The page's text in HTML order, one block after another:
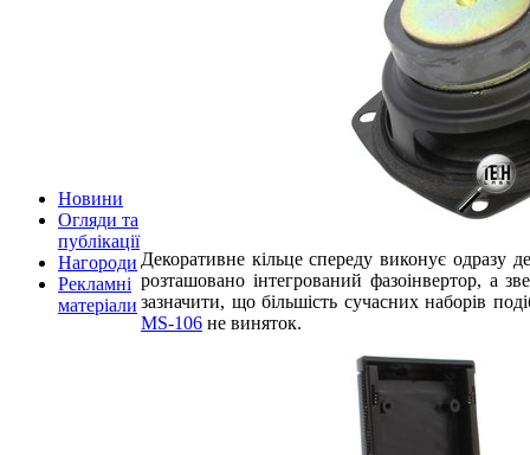
Новини
Огляди та
публікації
Нагороди
Рекламні
матеріали
Декоративне кільце спереду виконує одразу
розташовано інтегрований фазоінвертор, а
зазначити, що більшість сучасних наборів
MS-106 не виняток.